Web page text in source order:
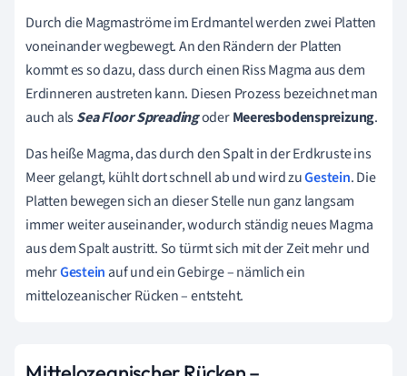
Durch die Magmaströme im Erdmantel werden zwei Platten
voneinander wegbewegt. An den Rändern der Platten
kommt es so dazu, dass durch einen Riss Magma aus dem
Erdinneren austreten kann. Diesen Prozess bezeichnet man
auch alsSea Floor SpreadingoderMeeresbodenspreizung.
Das heiße Magma, das durch den Spalt in der Erdkruste ins
Meer gelangt, kühlt dort schnell ab und wird zuGestein. Die
Platten bewegen sich an dieser Stelle nun ganz langsam
immer weiter auseinander, wodurch ständig neues Magma
aus dem Spalt austritt. So türmt sich mit der Zeit mehr und
mehrGestein auf und ein Gebirge – nämlich ein
mittelozeanischer Rücken – entsteht.